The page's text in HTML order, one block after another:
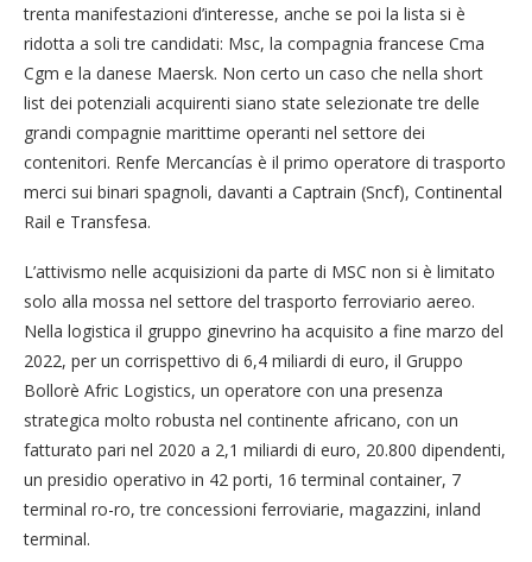
trenta manifestazioni d’interesse, anche se poi la lista si è
ridotta a soli tre candidati: Msc, la compagnia francese Cma
Cgm e la danese Maersk. Non certo un caso che nella short
list dei potenziali acquirenti siano state selezionate tre delle
grandi compagnie marittime operanti nel settore dei
contenitori. Renfe Mercancías è il primo operatore di trasporto
merci sui binari spagnoli, davanti a Captrain (Sncf), Continental
Rail e Transfesa.
L’attivismo nelle acquisizioni da parte di MSC non si è limitato
solo alla mossa nel settore del trasporto ferroviario aereo.
Nella logistica il gruppo ginevrino ha acquisito a fine marzo del
2022, per un corrispettivo di 6,4 miliardi di euro, il Gruppo
Bollorè Afric Logistics, un operatore con una presenza
strategica molto robusta nel continente africano, con un
fatturato pari nel 2020 a 2,1 miliardi di euro, 20.800 dipendenti,
un presidio operativo in 42 porti, 16 terminal container, 7
terminal ro-ro, tre concessioni ferroviarie, magazzini, inland
terminal.